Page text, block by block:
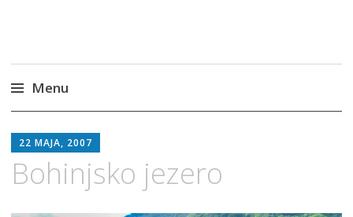
Menu
to
content
22 MAJA, 2007
Bohinjsko jezero